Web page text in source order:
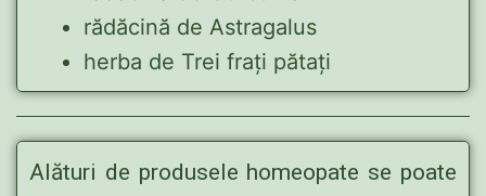
rădăcină de Astragalus
herba de Trei frați pătați
Alături de produsele homeopate se poate